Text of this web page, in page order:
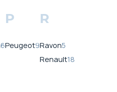
6
P
Peugeot9
R
Ravon5
Renault18